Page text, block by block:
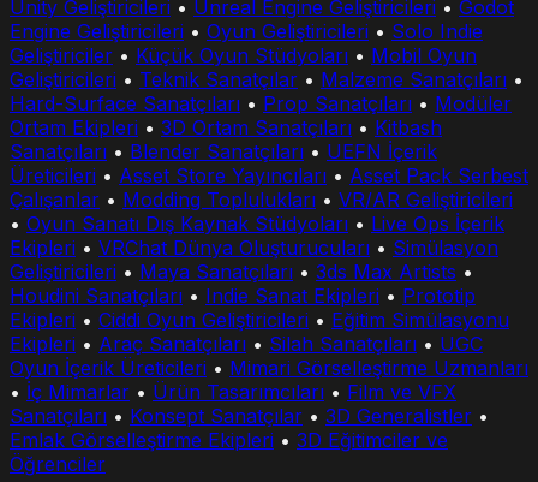
Unity Geliştiricileri • Unreal Engine Geliştiricileri • Godot
Engine Geliştiricileri • Oyun Geliştiricileri • Solo Indie
Geliştiriciler • Küçük Oyun Stüdyoları • Mobil Oyun
Geliştiricileri • Teknik Sanatçılar • Malzeme Sanatçıları •
Hard-Surface Sanatçıları • Prop Sanatçıları • Modüler
Ortam Ekipleri • 3D Ortam Sanatçıları • Kitbash
Sanatçıları • Blender Sanatçıları • UEFN İçerik
Üreticileri • Asset Store Yayıncıları • Asset Pack Serbest
Çalışanlar • Modding Toplulukları • VR/AR Geliştiricileri
• Oyun Sanatı Dış Kaynak Stüdyoları • Live Ops İçerik
Ekipleri • VRChat Dünya Oluşturucuları • Simülasyon
Geliştiricileri • Maya Sanatçıları • 3ds Max Artists •
Houdini Sanatçıları • Indie Sanat Ekipleri • Prototip
Ekipleri • Ciddi Oyun Geliştiricileri • Eğitim Simülasyonu
Ekipleri • Araç Sanatçıları • Silah Sanatçıları • UGC
Oyun İçerik Üreticileri • Mimari Görselleştirme Uzmanları
• İç Mimarlar • Ürün Tasarımcıları • Film ve VFX
Sanatçıları • Konsept Sanatçılar • 3D Generalistler •
Emlak Görselleştirme Ekipleri • 3D Eğitimciler ve
Öğrenciler